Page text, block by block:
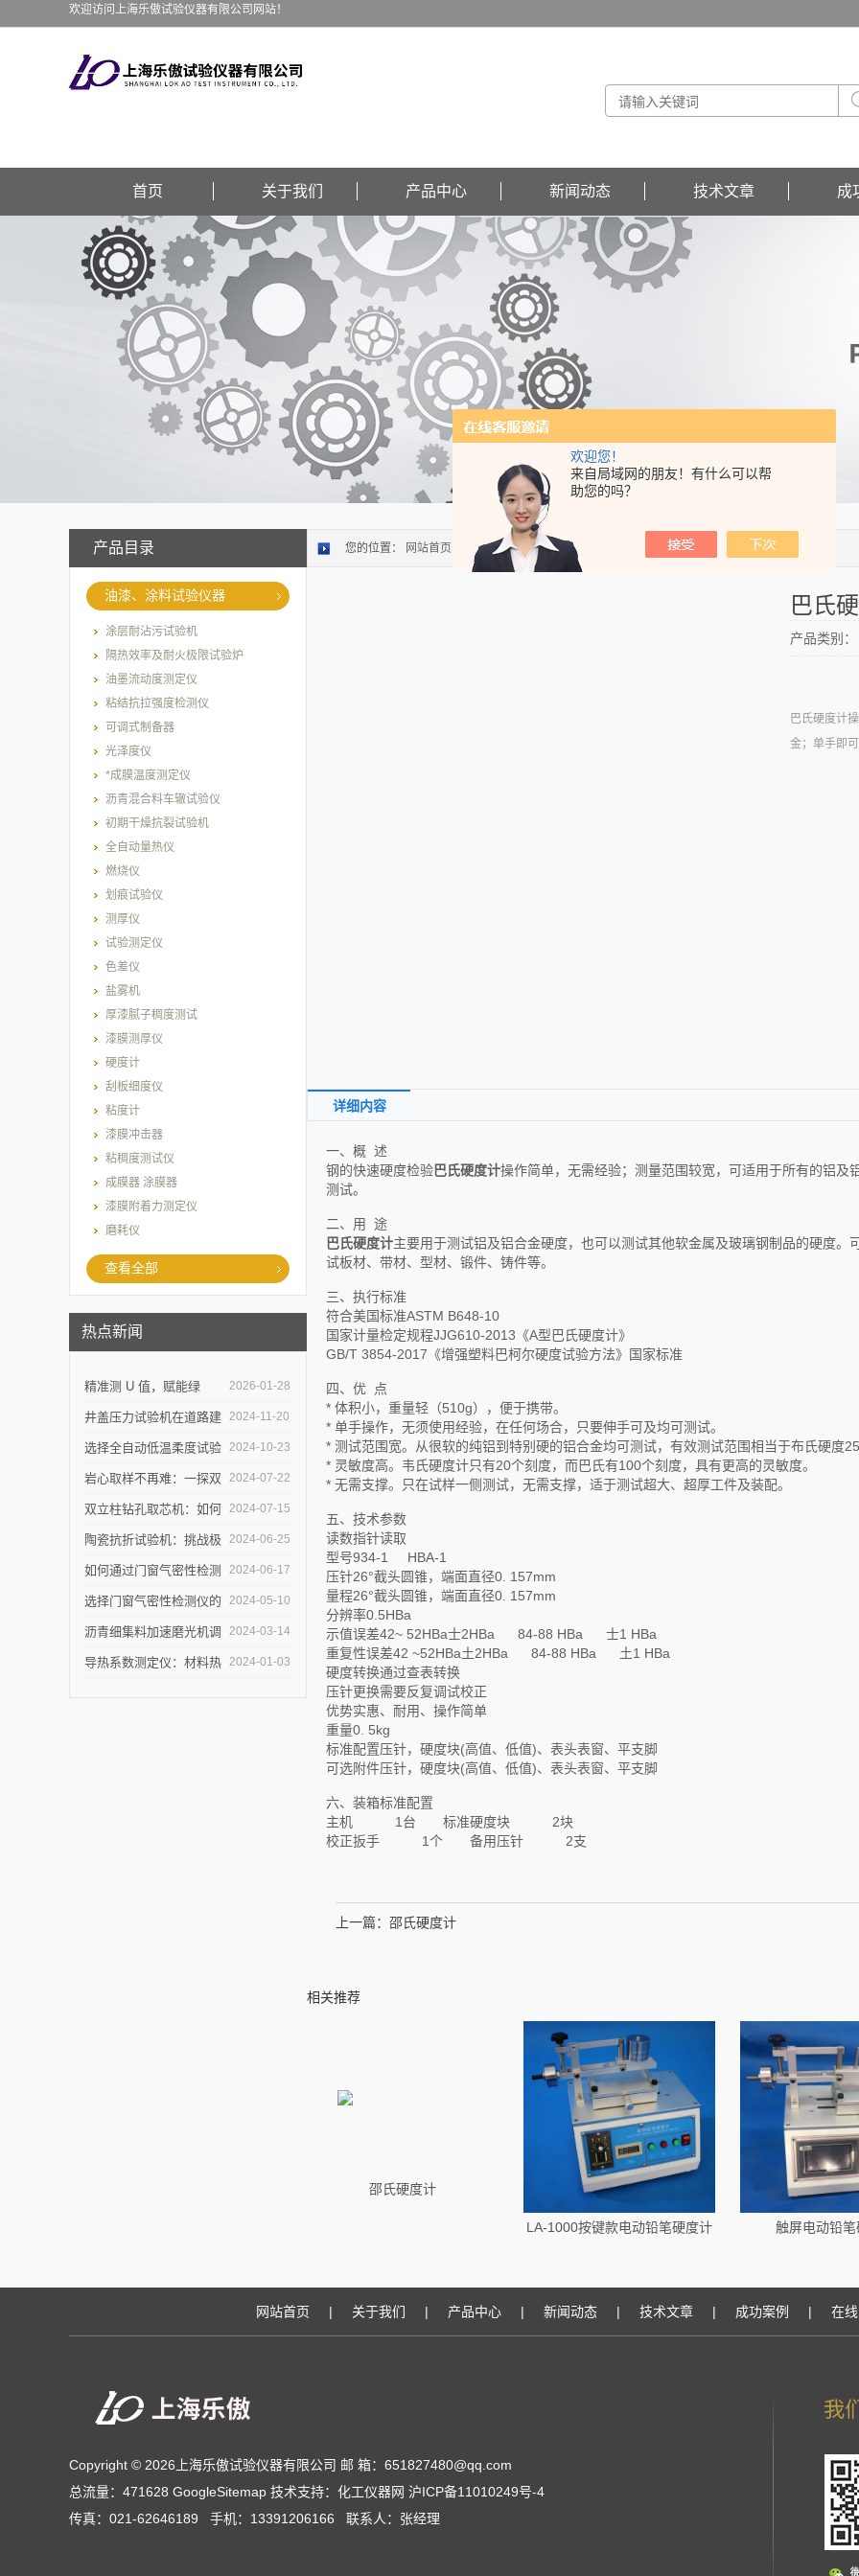
欢迎您！
来自局域网的朋友！有什么可以帮
助您的吗？
欢迎访问上海乐傲试验仪器有限公司网站！
首页 关于我们 产品中心 新闻动态 技术文章 成
产品目录
油漆、涂料试验仪器
涂层耐沾污试验机
隔热效率及耐火极限试验炉
油墨流动度测定仪
粘结抗拉强度检测仪
可调式制备器
光泽度仪
*成膜温度测定仪
沥青混合料车辙试验仪
初期干燥抗裂试验机
全自动量热仪
燃烧仪
划痕试验仪
测厚仪
试验测定仪
色差仪
盐雾机
厚漆腻子稠度测试
漆膜测厚仪
硬度计
刮板细度仪
粘度计
漆膜冲击器
粘稠度测试仪
成膜器 涂膜器
漆膜附着力测定仪
磨耗仪
查看全部
热点新闻
精准测 U 值，赋能绿
建：上海乐傲的传热系数
测量仪守护建筑节能底线
2026-01-28
井盖压力试验机在道路建
设中的作用是什么？
2024-11-20
选择全自动低温柔度试验
仪，需要注意哪些事项？
2024-10-23
岩心取样不再难：一探双
立柱钻孔取芯机的奥秘
2024-07-22
双立柱钻孔取芯机：如何
提高地质取样的精确度与
效率？
2024-07-15
陶瓷抗折试验机：挑战极
限，提升可能
2024-06-25
如何通过门窗气密性检测
仪节能？
2024-06-17
选择门窗气密性检测仪的
关键因素是什么？
2024-05-10
沥青细集料加速磨光机调
试完毕紧急发货
2024-03-14
导热系数测定仪：材料热 2024-01-03
您的位置： 网站首页 产品中心>>油漆、涂料试验仪器 硬度计> 934-1巴氏硬度计
巴氏
产品类别：
巴氏硬度计
金；单手即
详细内容
一、概 述
钢的快速硬度检验巴氏硬度计操作简单，无需经验；测量范围较宽，可适用于所有的铝
测试。
二、用 途
巴氏硬度计主要用于测试铝及铝合金硬度，也可以测试其他软金属及玻璃钢制品的硬度。
试板材、带材、型材、锻件、铸件等。
三、执行标准
符合美国标准ASTM B648-10
国家计量检定规程JJG610-2013《A型巴氏硬度计》
GB/T 3854-2017《增强塑料巴柯尔硬度试验方法》国家标准
四、优 点
* 体积小，重量轻（510g），便于携带。
* 单手操作，无须使用经验，在任何场合，只要伸手可及均可测试。
* 测试范围宽。从很软的纯铝到特别硬的铝合金均可测试，有效测试范围相当于布氏硬度25
* 灵敏度高。韦氏硬度计只有20个刻度，而巴氏有100个刻度，具有更高的灵敏度。
* 无需支撑。只在试样一侧测试，无需支撑，适于测试超大、超厚工件及装配。
五、技术参数
读数指针读取
型号934-1 HBA-1
压针26°截头圆锥，端面直径0. 157mm
量程26°截头圆锥，端面直径0. 157mm
分辨率0.5HBa
示值误差42~ 52HBa士2HBa 84-88 HBa 士1 HBa
重复性误差42 ~52HBa土2HBa 84-88 HBa 土1 HBa
硬度转换通过查表转换
压针更换需要反复调试校正
优势实惠、耐用、操作简单
重量0. 5kg
标准配置压针，硬度块(高值、低值)、表头表窗、平支脚
可选附件压针，硬度块(高值、低值)、表头表窗、平支脚
六、装箱标准配置
主机 1台 标准硬度块 2块
校正扳手 1个 备用压针 2支
上一篇： 邵氏硬度计
相关推荐
邵氏硬度计
LA-1000按键款电动铅笔硬度计 触屏电动铅
网站首页 | 关于我们 | 产品中心 | 新闻动态 | 技术文章 | 成功案例 | 在
Copyright © 2026上海乐傲试验仪器有限公司 邮 箱：651827480@qq.com
总流量：471628 GoogleSitemap 技术支持： 化工仪器网 沪ICP备11010249号-4
传真：021-62646189 手机：13391206166 联系人：张经理